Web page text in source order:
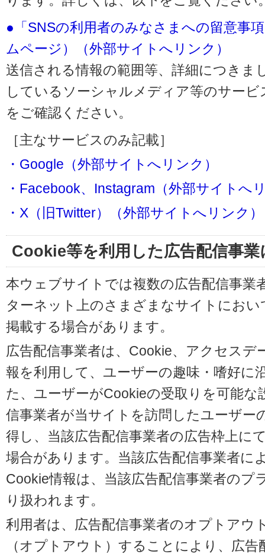
●「SNSの利用者のみなさまへの留意事
ムページ）（外部サイトへリンク）
送信される情報の範囲等、詳細につきま
しているソーシャルメディア等のサー
をご確認ください。
［主なサービスのみ記載］
・Google（外部サイトへリンク）
・Facebook、Instagram（外部サイトへ
・X（旧Twitter）（外部サイトへリンク）
Cookie等を利用した広告配信事
本ウェブサイトでは複数の広告配信事業
ターネット上のさまざまなサイトにお
掲載する場合があります。
広告配信事業者は、Cookie、アクセスデ
報を利用して、ユーザーの趣味・嗜好に
た、ユーザーがCookieの受取りを可能
信事業者が当サイトを訪問したユーザー
得し、当該広告配信事業者の広告枠上に
場合があります。当該広告配信事業者に
Cookie情報は、当該広告配信事業者のプ
り扱われます。
利用者は、広告配信事業者のオプトアウ
（オプトアウト）することにより、広